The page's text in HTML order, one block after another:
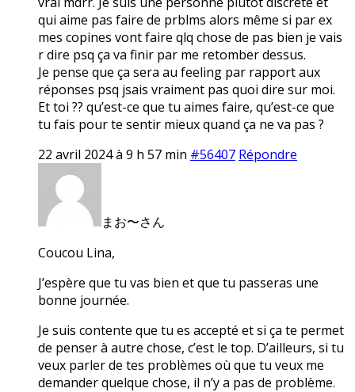
qui aime pas faire de prblms alors même si par ex
mes copines vont faire qlq chose de pas bien je vais
r dire psq ça va finir par me retomber dessus.
Je pense que ça sera au feeling par rapport aux
réponses psq jsais vraiment pas quoi dire sur moi.
Et toi ?? qu’est-ce que tu aimes faire, qu’est-ce que
tu fais pour te sentir mieux quand ça ne va pas ?
22 avril 2024 à 9 h 57 min #56407 Répondre
まお〜さん
Coucou Lina,
J’espère que tu vas bien et que tu passeras une
bonne journée.
Je suis contente que tu es accepté et si ça te permet
de penser à autre chose, c’est le top. D’ailleurs, si tu
veux parler de tes problèmes où que tu veux me
demander quelque chose, il n’y a pas de problème.